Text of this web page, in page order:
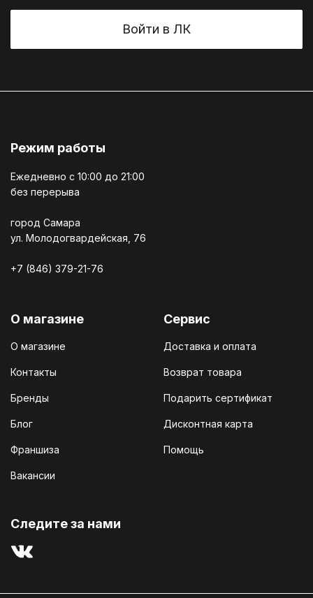
Войти в ЛК
Режим работы
Ежедневно c 10:00 до 21:00
без перерыва
город Самара
ул. Молодогвардейская, 76
+7 (846) 379-21-76
О магазине
О магазине
Контакты
Бренды
Блог
Франшиза
Вакансии
Сервис
Доставка и оплата
Возврат товара
Подарить сертификат
Дисконтная карта
Помощь
Cледите за нами